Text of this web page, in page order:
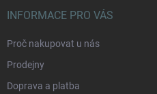
INFORMACE PRO VÁS
Proč nakupovat u nás
Prodejny
Doprava a platba